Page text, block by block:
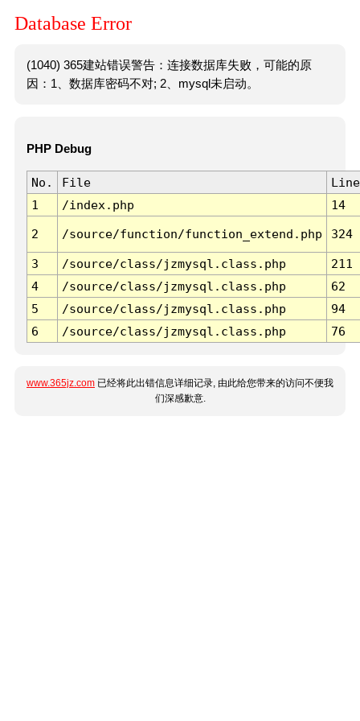
Database Error
(1040) 365建站错误警告：连接数据库失败，可能的原
因：1、数据库密码不对; 2、mysql未启动。
PHP Debug
No. File
Line
1
/index.php 14
2 /source/function/function_extend.php 324
3 /source/class/jzmysql.class.php
211
4
/source/class/jzmysql.class.php
62
5
/source/class/jzmysql.class.php
94
6
/source/class/jzmysql.class.php 76
www.365jz.com 已经将此出错信息详细记录, 由此给您带来的访问不便我
们深感歉意.